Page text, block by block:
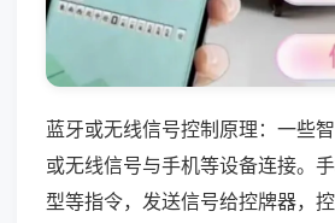
蓝牙或无线信号控制原理：一些
或无线信号与手机等设备连接。
型等指令，发送信号给控牌器，